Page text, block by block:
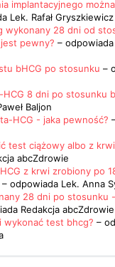
implantacyjnego
Lek. Rafał Gryszkiewicz
wykonany 28 dni od
pewny? – odpowiada
bHCG po stosunku –
8 dni po stosunku
Baljon
HCG - jaka pewność?
test ciążowy albo z
abcZdrowie
z krwi zrobiony po
– odpowiada Lek. Anna
28 dni po stosunku
Redakcja abcZdrowie
wykonać test bhcg? –